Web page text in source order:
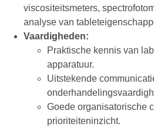
viscositeitsmeters,
analyse van
Vaardigheden:
Praktische kennis van
apparatuur.
Uitstekende
Goede organisatorische
prioriteiteninzicht.